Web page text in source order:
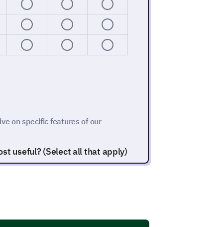
on specific features of our
useful? (Select all that apply)